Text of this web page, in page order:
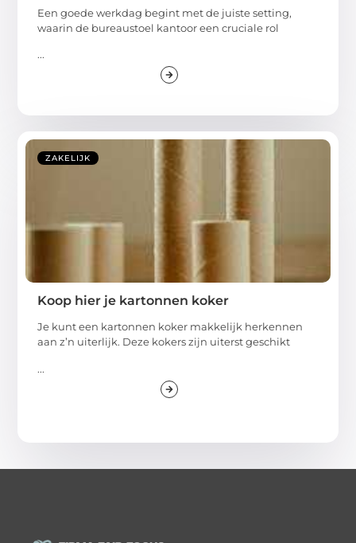
Een goede werkdag begint met de juiste setting,
waarin de bureaustoel kantoor een cruciale rol
...
ZAKELIJK
Koop hier je kartonnen koker
Je kunt een kartonnen koker makkelijk herkennen
aan z’n uiterlijk. Deze kokers zijn uiterst geschikt
...